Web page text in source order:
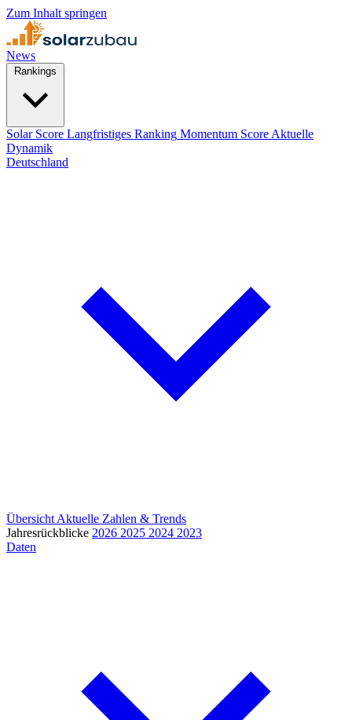
Zum Inhalt springen
News
Solar Score Langfristiges Ranking Momentum Score Aktuelle
Dynamik
Deutschland
Übersicht Aktuelle Zahlen & Trends
Jahresrückblicke 2026 2025 2024 2023
Daten